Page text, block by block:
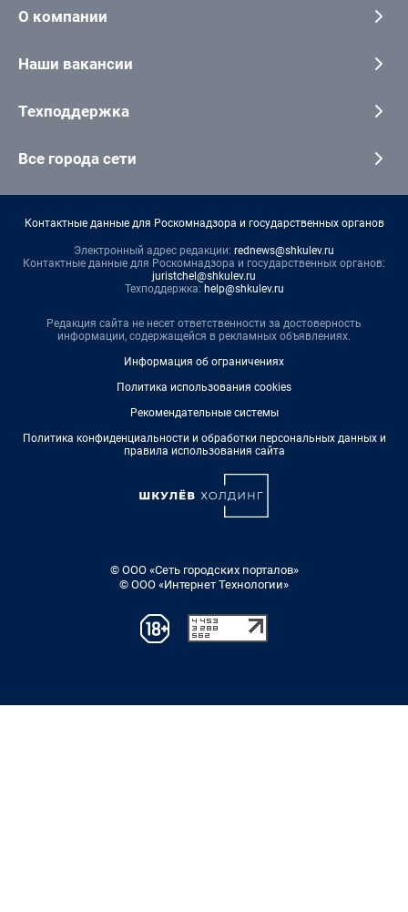
О компании
Наши вакансии
Техподдержка
Все города сети
Контактные данные для Роскомнадзора и государственных органов
Электронный адрес редакции: rednews@shkulev.ru
Контактные данные для Роскомнадзора и государственных органов:
juristchel@shkulev.ru
Техподдержка: help@shkulev.ru
Редакция сайта не несет ответственности за достоверность
информации, содержащейся в рекламных объявлениях.
Информация об ограничениях
Политика использования cookies
Рекомендательные системы
Политика конфиденциальности и обработки персональных данных и
правила использования сайта
© ООО «Сеть городских порталов»
© ООО «Интернет Технологии»